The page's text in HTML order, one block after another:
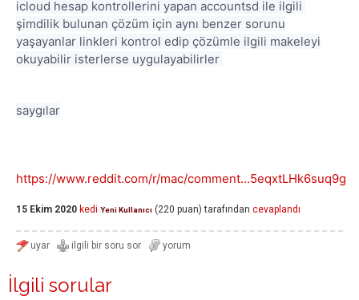
icloud hesap kontrollerini yapan accountsd ile ilgili
şimdilik bulunan çözüm için aynı benzer sorunu
yaşayanlar linkleri kontrol edip çözümle ilgili makeleyi
okuyabilir isterlerse uygulayabilirler
saygılar
https://www.reddit.com/r/mac/comment...5eqxtLHk6suq9g
15 Ekim 2020 kedi Yeni Kullanıcı (220 puan) tarafından cevaplandı
İlgili sorular